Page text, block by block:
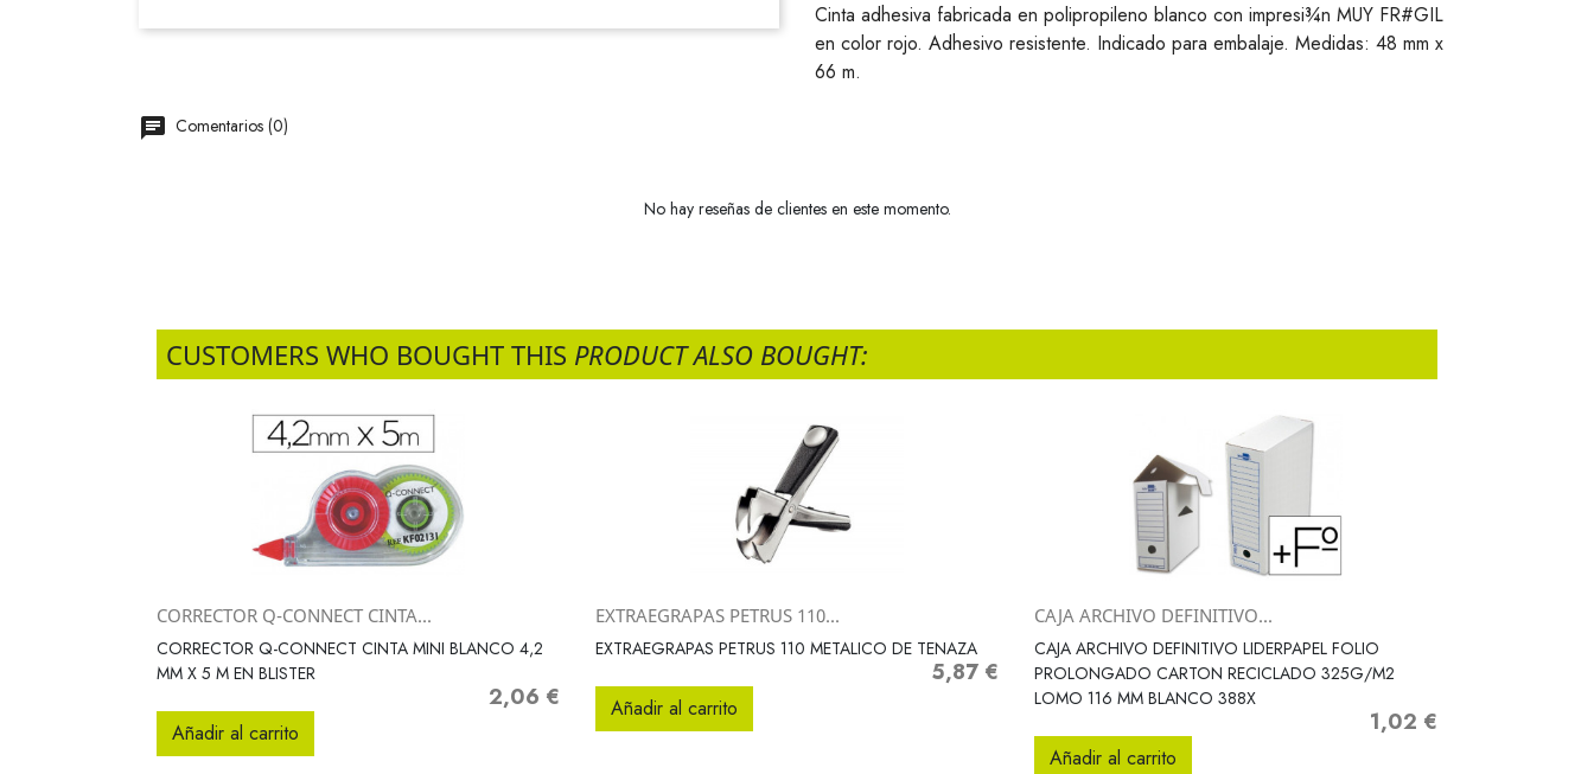
Cinta adhesiva fabricada en polipropileno blanco con impresi¾n MUY FR#GIL
en color rojo. Adhesivo resistente. Indicado para embalaje. Medidas: 48 mm x
66 m.
Comentarios (0)
No hay reseñas de clientes en este momento.
CUSTOMERS WHO BOUGHT THIS PRODUCT ALSO BOUGHT:
 Vista rápida
CORRECTOR Q-CONNECT CINTA...
CORRECTOR Q-CONNECT CINTA MINI BLANCO 4,2
MM X 5 M EN BLISTER
Precio
2,06 €
Añadir al carrito
 Vista rápida
EXTRAEGRAPAS PETRUS 110...
EXTRAEGRAPAS PETRUS 110 METALICO DE TENAZA
Precio
5,87 €
Añadir al carrito
Vista rápida
CAJA ARCHIVO DEFINITIVO...
CAJA ARCHIVO DEFINITIVO LIDERPAPEL FOLIO
PROLONGADO CARTON RECICLADO 325G/M2
LOMO 116 MM BLANCO 388X
Precio
1,02 €
Añadir al carrito